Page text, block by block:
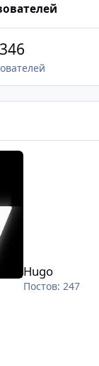
Hugo
Постов: 247